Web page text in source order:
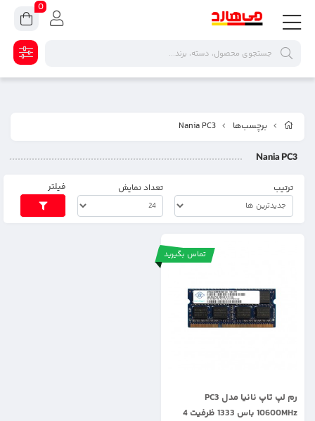
برچسب‌ها Nania PC3
Nania PC3
ترتیب تعداد نمایش فیلتر
تماس بگیرید
رم لپ تاپ نانیا مدل PC3
10600MHz باس 1333 ظرفیت 4
0